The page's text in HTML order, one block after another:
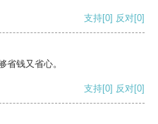
支持[0] 反对[0]
省钱又省心。
支持[0] 反对[0]